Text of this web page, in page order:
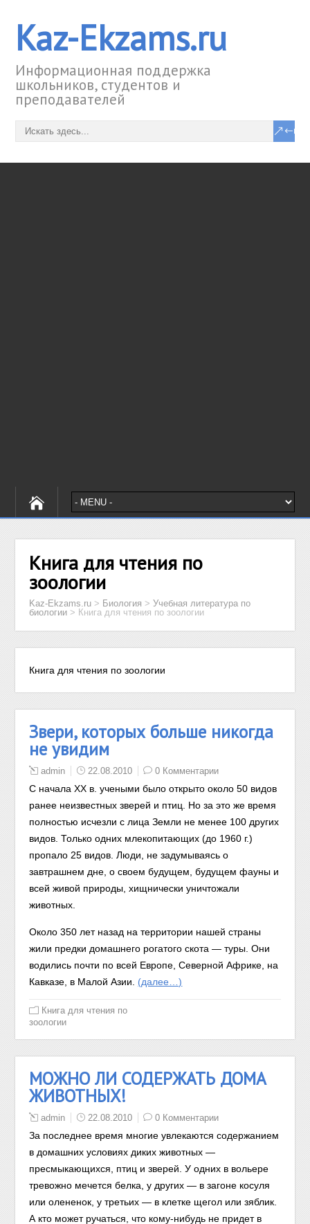
Kaz-Ekzams.ru
Информационная поддержка
школьников, студентов и
преподавателей
Книга для чтения по
зоологии
Kaz-Ekzams.ru > Биология >Учебная литература по
биологии > Книга для чтения по зоологии
Книга для чтения по зоологии
Звери, которых больше никогда
не увидим
admin 22.08.2010 0 Комментарии
С начала XX в. учеными было открыто около 50 видов
ранее неизвестных зверей и птиц. Но за это же время
полностью исчезли с лица Земли не менее 100 других
видов. Только одних млекопитающих (до 1960 г.)
пропало 25 видов. Люди, не задумываясь о
завтрашнем дне, о своем будущем, будущем фауны и
всей живой природы, хищнически уничтожали
животных.
Около 350 лет назад на территории нашей страны
жили предки домашнего рогатого скота — туры. Они
водились почти по всей Европе, Северной Африке, на
Кавказе, в Малой Азии. (далее…)
Книга для чтения по
зоологии
МОЖНО ЛИ СОДЕРЖАТЬ ДОМА
ЖИВОТНЫХ!
admin 22.08.2010 0 Комментарии
За последнее время многие увлекаются содержанием
в домашних условиях диких животных —
пресмыкающихся, птиц и зверей. У одних в вольере
тревожно мечется белка, у других — в загоне косуля
или олененок, у третьих — в клетке щегол или зяблик.
А кто может ручаться, что кому-нибудь не придет в